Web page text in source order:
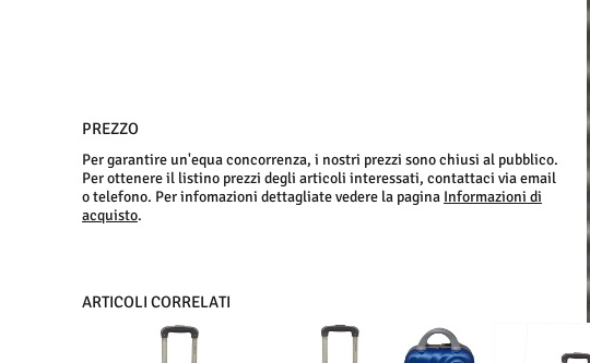
PREZZO
Per garantire un'equa concorrenza, i nostri prezzi sono chiusi al pubblico.
Per ottenere il listino prezzi degli articoli interessati, contattaci via email
o telefono. Per infomazioni dettagliate vedere la pagina Informazioni di
acquisto.
ARTICOLI CORRELATI